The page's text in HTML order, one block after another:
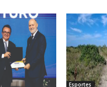
Esportes